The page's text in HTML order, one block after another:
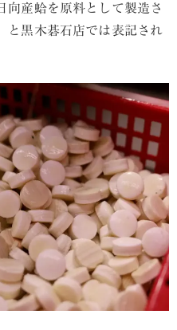
向産蛤を原料として製造さ
と黒木碁石店では表記され